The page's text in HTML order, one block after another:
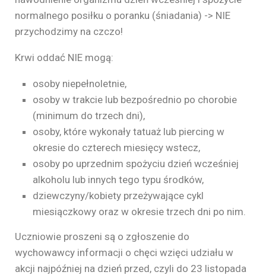
normalnego posiłku o poranku (śniadania) -> NIE
przychodzimy na czczo!
Krwi oddać NIE mogą:
osoby niepełnoletnie,
osoby w trakcie lub bezpośrednio po chorobie
(minimum do trzech dni),
osoby, które wykonały tatuaż lub piercing w
okresie do czterech miesięcy wstecz,
osoby po uprzednim spożyciu dzień wcześniej
alkoholu lub innych tego typu środków,
dziewczyny/kobiety przeżywające cykl
miesiączkowy oraz w okresie trzech dni po nim.
Uczniowie proszeni są o zgłoszenie do
wychowawcy informacji o chęci wzięci udziału w
akcji najpóźniej na dzień przed, czyli do 23 listopada